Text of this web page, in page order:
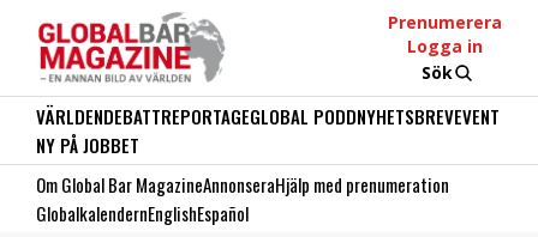
Prenumerera
Logga in
Sök
VÄRLDENDEBATTREPORTAGEGLOBAL PODDNYHETSBREVEVENT
NY PÅ JOBBET
Om Global Bar MagazineAnnonseraHjälp med prenumeration
GlobalkalendernEnglishEspañol